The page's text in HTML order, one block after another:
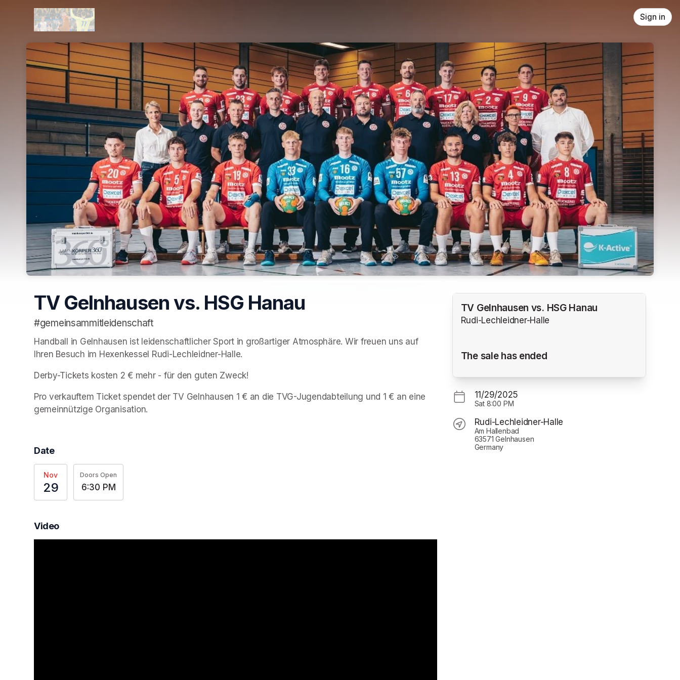
Skip header
Sign in
TV Gelnhausen vs. HSG Hanau
#gemeinsammitleidenschaft
Handball in Gelnhausen ist leidenschaftlicher Sport in großartiger Atmosphäre. Wir freuen uns auf
Ihren Besuch im Hexenkessel Rudi-Lechleidner-Halle.
Derby-Tickets kosten 2 € mehr - für den guten Zweck!
Pro verkauftem Ticket spendet der TV Gelnhausen 1 € an die TVG-Jugendabteilung und 1 € an eine
gemeinnützige Organisation.
Date
Nov
29
Doors Open
6:30 PM
Video
TV Gelnhausen vs. HSG Hanau
Rudi-Lechleidner-Halle
The sale has ended
11/29/2025
Sat 8:00 PM
Rudi-Lechleidner-Halle
Am Hallenbad
63571 Gelnhausen
Germany